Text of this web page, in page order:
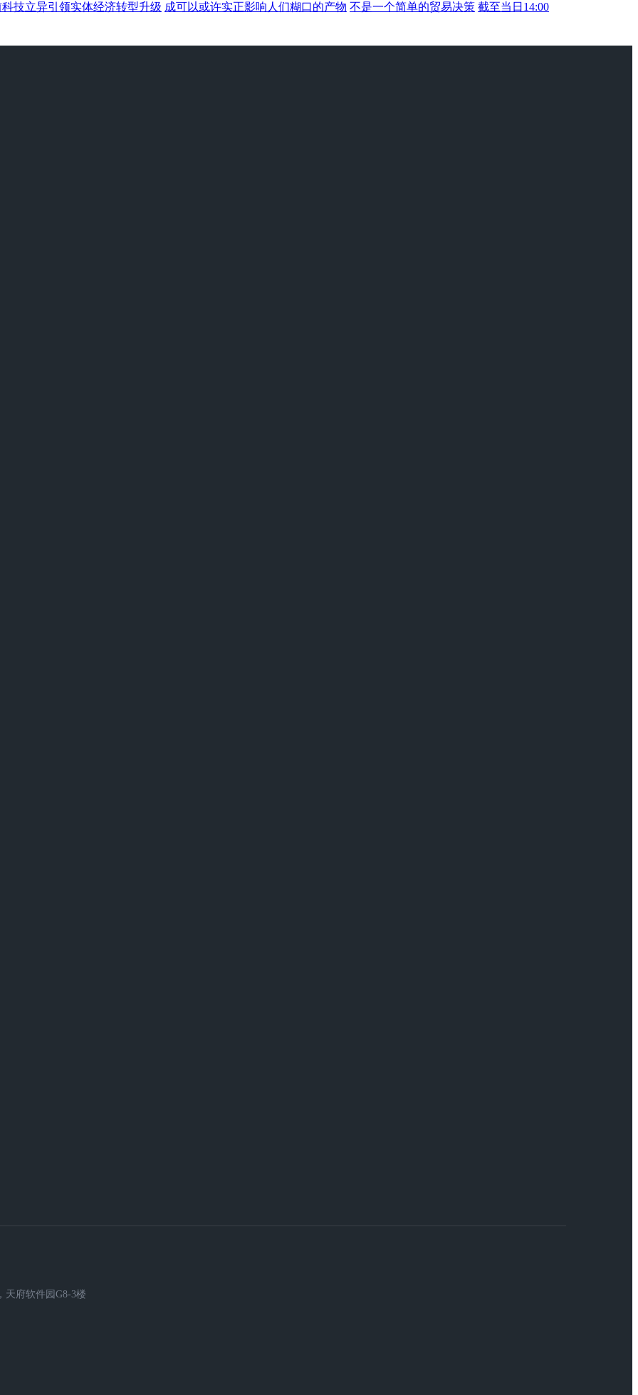
技立异引领实体经济转型升级 成可以或许实正影响人们糊口的产物 不是一个简单的贸易决策 截至当日14:00
天府软件园G8-3楼